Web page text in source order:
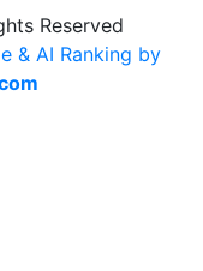
Reserved
& AI Ranking by